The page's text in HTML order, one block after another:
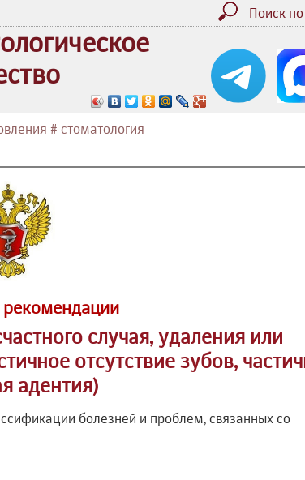
Поиск
# стоматология
рекомендации
случая, удаления или
отсутствие зубов,
адентия)
болезней и проблем, связанных со